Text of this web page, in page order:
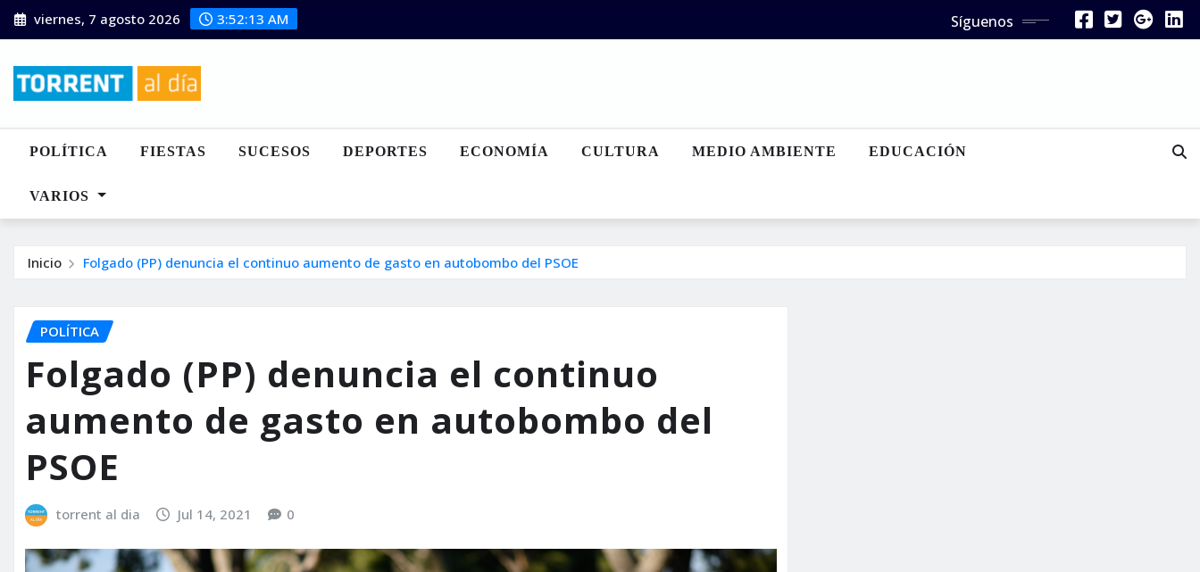
Saltar
al
viernes, 7 agosto 2026 3:52:15 AM Síguenos
POLÍTICA FIESTAS SUCESOS DEPORTES ECONOMÍA CULTURA MEDIO AMBIENTE EDUCACIÓN
VARIOS
Inicio Folgado (PP) denuncia el continuo aumento de gasto en autobombo del PSOE
POLÍTICA
Folgado (PP) denuncia el continuo
aumento de gasto en autobombo del
PSOE
torrent al dia Jul 14, 2021 0